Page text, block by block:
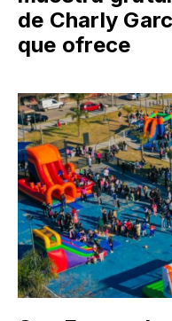
de Charly
que ofrece